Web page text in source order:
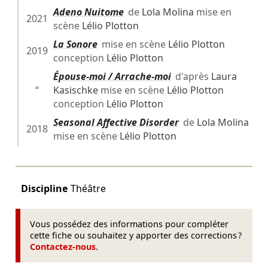
2021 Adeno Nuitomede Lola Molina mise en
scène Lélio Plotton
2019 La Sonoremise en scène Lélio Plotton
conception Lélio Plotton
“
Épouse-moi / Arrache-moid'après Laura
Kasischkemise en scène Lélio Plotton
conception Lélio Plotton
2018 Seasonal Affective Disorderde Lola Molina
mise en scène Lélio Plotton
Discipline Théâtre
Vous possédez des informations pour compléter
cette fiche ou souhaitez y apporter des corrections ?
Contactez-nous.